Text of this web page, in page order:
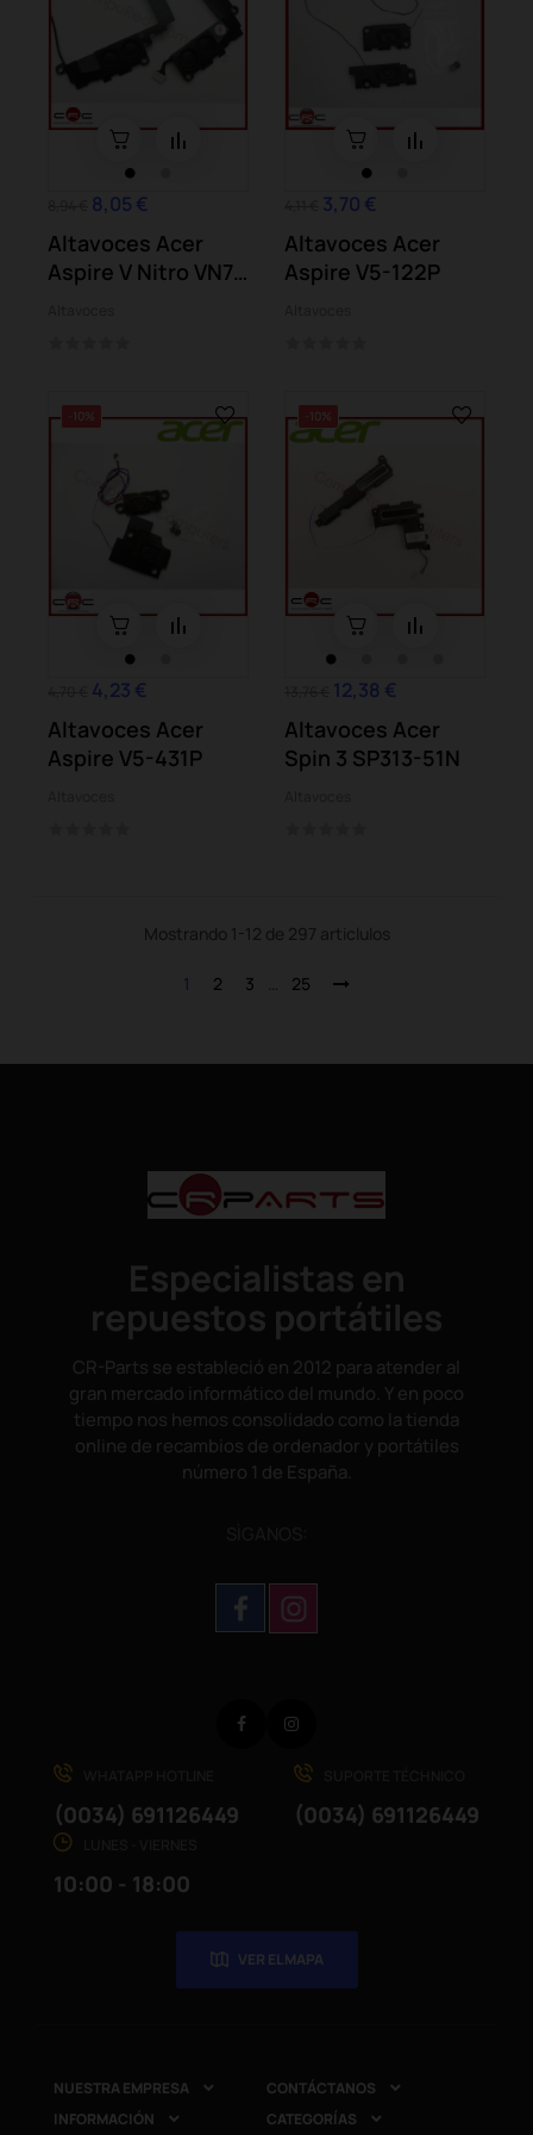
8,05 €
Altavoces Acer
Aspire V Nitro VN7-
3,70 €
Altavoces Acer
Aspire V5-122P
-10%
4,23 €
Altavoces Acer
Aspire V5-431P
-10%
12,38 €
Altavoces Acer
Spin 3 SP313-51N
Mostrando 1-12 de 297 articlulos
1 2 3 25
Especialistas en
repuestos portátiles
CR-Parts se estableció en 2012 para atender al
gran mercado informático del mundo. Y en poco
tiempo nos hemos consolidado como la tienda
online de recambios de ordenador y portátiles
número 1 de España.
(0034) 691126449 (0034) 691126449
10:00 - 18:00
VER EL MAPA
Facebook
NUESTRA EMPRESA  CONTÁCTANOS 
INFORMACIÓN  CATEGORÍAS 